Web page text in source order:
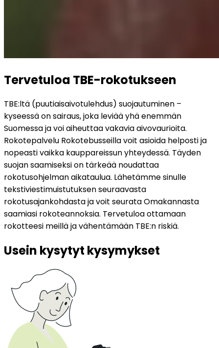
Tervetuloa TBE-rokotukseen
TBE:ltä (puutiaisaivotulehdus) suojautuminen –
kyseessä on sairaus, joka leviää yhä enemmän
Suomessa ja voi aiheuttaa vakavia aivovaurioita.
Rokotepalvelu Rokotebusseilla voit asioida helposti ja
nopeasti vaikka kauppareissun yhteydessä. Täyden
suojan saamiseksi on tärkeää noudattaa
rokotusohjelman aikataulua. Lähetämme sinulle
tekstiviestimuistutuksen seuraavasta
rokotusajankohdasta ja voit seurata Omakannasta
saamiasi rokoteannoksia. Tervetuloa ottamaan
rokotteesi meillä ja vähentämään TBE:n riskiä.
Usein kysytyt kysymykset